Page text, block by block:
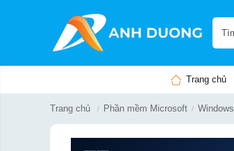
Trang chủ
Trang chủ Phần mềm Microsoft Windows